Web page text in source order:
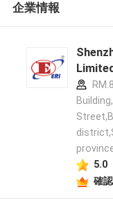
企業情報
5.0
確